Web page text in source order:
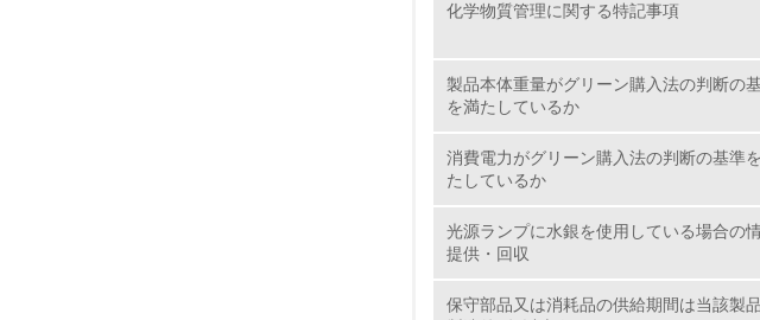
2.環境への取り組み
9.
10. <L2> 資源とエネルギ
化学物質管理に関する特記事項
製品本体重量がグリーン購入法の判断の
を満たしているか
消費電力がグリーン購入法の判断の基準
たしているか
光源ランプに水銀を使用している場合の
提供・回収
保守部品又は消耗品の供給期間は当該製